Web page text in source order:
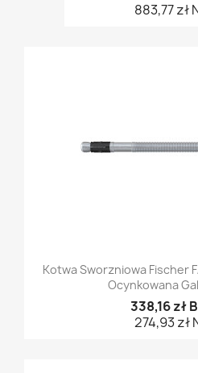
883,77 zł
Kotwa Sworzniowa Fischer
Ocynkowana
338,16 zł
274,93 zł